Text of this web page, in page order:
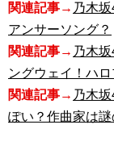
関連記事→ 乃木
アンサーソング？
関連記事→ 乃木
ングウェイ！ハ
関連記事→ 乃木
ぽい？作曲家は